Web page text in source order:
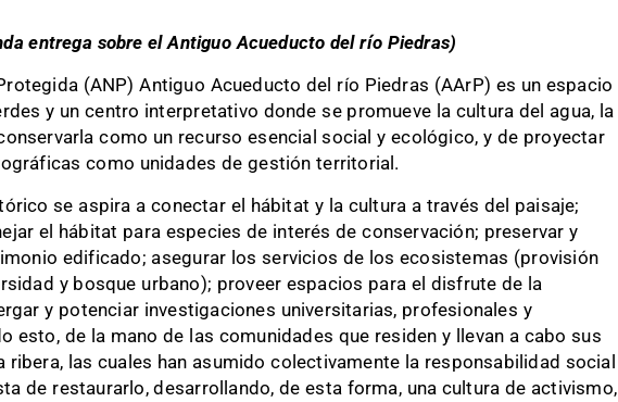
entrega sobre el Antiguo Acueducto del río Piedras)
(ANP) Antiguo Acueducto del río Piedras (AArP) es un espacio
y un centro interpretativo donde se promueve la cultura del agua, la
como un recurso esencial social y ecológico, y de proyectar
como unidades de gestión territorial.
se aspira a conectar el hábitat y la cultura a través del paisaje;
el hábitat para especies de interés de conservación; preservar y
edificado; asegurar los servicios de los ecosistemas (provisión
y bosque urbano); proveer espacios para el disfrute de la
y potenciar investigaciones universitarias, profesionales y
esto, de la mano de las comunidades que residen y llevan a cabo sus
ribera, las cuales han asumido colectivamente la responsabilidad social
de restaurarlo, desarrollando, de esta forma, una cultura de activismo,